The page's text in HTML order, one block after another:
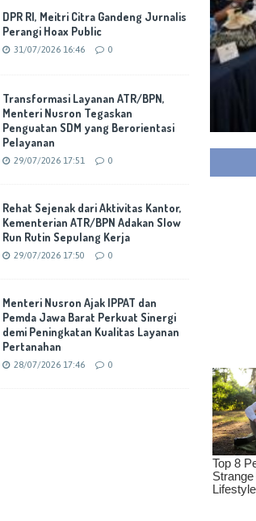
DPR RI, Meitri Citra Gandeng Jurnalis
Perangi Hoax Public
31/07/2026 16:46 0
Transformasi Layanan ATR/BPN,
Menteri Nusron Tegaskan
Penguatan SDM yang Berorientasi
Pelayanan
29/07/2026 17:51 0
Rehat Sejenak dari Aktivitas Kantor,
Kementerian ATR/BPN Adakan Slow
Run Rutin Sepulang Kerja
29/07/2026 17:50 0
Menteri Nusron Ajak IPPAT dan
Pemda Jawa Barat Perkuat Sinergi
demi Peningkatan Kualitas Layanan
Pertanahan
28/07/2026 17:46 0